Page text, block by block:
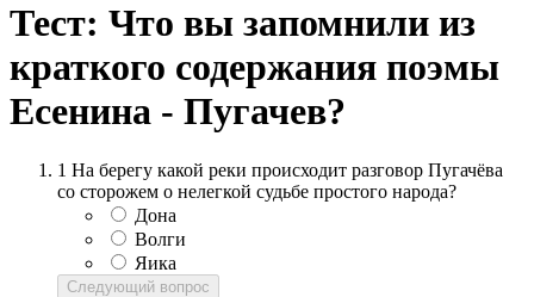
Тест: Что вы запомнили из
краткого содержания поэмы
Есенина - Пугачев?
1 На берегу какой реки происходит разговор Пугачёва
со сторожем о нелегкой судьбе простого народа?
Дона
Волги
Яика
Следующий вопрос